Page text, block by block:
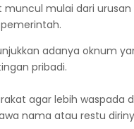
mulai dari
adanya oknum
pribadi.
agar lebih
nama atau restu